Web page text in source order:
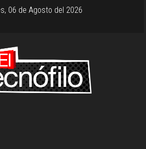
06 de Agosto del 2026